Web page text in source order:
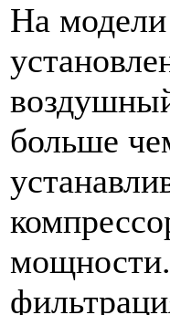
На
больше
мощности.